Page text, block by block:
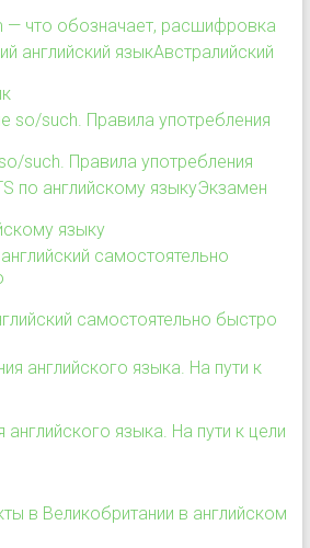
— что обозначает, расшифровка
Австралийский
such. Правила употребления
Экзамен
языку
самостоятельно быстро
английского языка. На пути к цели
в Великобритании в английском